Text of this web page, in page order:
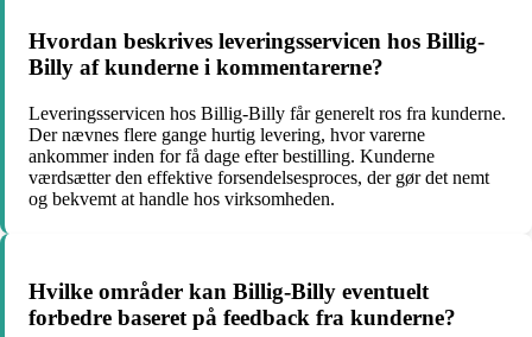
Hvordan beskrives leveringsservicen hos Billig-
Billy af kunderne i kommentarerne?
Leveringsservicen hos Billig-Billy får generelt ros fra kunderne.
Der nævnes flere gange hurtig levering, hvor varerne
ankommer inden for få dage efter bestilling. Kunderne
værdsætter den effektive forsendelsesproces, der gør det nemt
og bekvemt at handle hos virksomheden.
Hvilke områder kan Billig-Billy eventuelt
forbedre baseret på feedback fra kunderne?